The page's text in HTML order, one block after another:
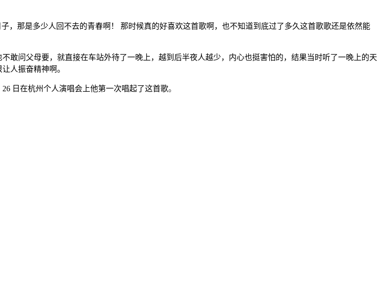
，那是多少人回不去的青春啊！ 那时候真的好喜欢这首歌啊，也不知道到底过了多久这首歌歌还是依然能
敢问父母要，就直接在车站外待了一晚上，越到后半夜人越少，内心也挺害怕的，结果当时听了一晚上的天
人振奋精神啊。
日在杭州个人演唱会上他第一次唱起了这首歌。